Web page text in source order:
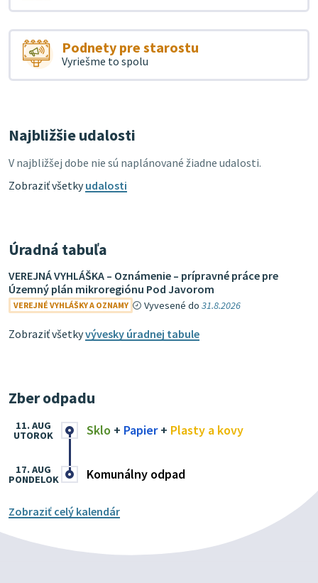
Podnety pre starostu
Vyriešme to spolu
Najbližšie udalosti
V najbližšej dobe nie sú naplánované žiadne udalosti.
Zobraziť všetkyudalosti
Úradná tabuľa
VEREJNÁ VYHLÁŠKA – Oznámenie – prípravné práce pre
Územný plán mikroregiónu Pod Javorom
VEREJNÉ VYHLÁŠKY A OZNAMY Vyvesené do31.8.2026
Zobraziť všetkyvývesky úradnej tabule
Zber odpadu
Sklo + Papier+ Plasty a kovy
11. AUG
UTOROK
Komunálny odpad
17. AUG
PONDELOK
Zobraziť celý kalendár